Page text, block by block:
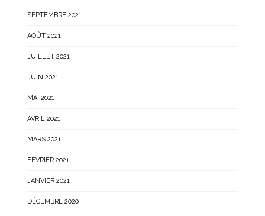
SEPTEMBRE 2021
AOÛT 2021
JUILLET 2021
JUIN 2021
MAI 2021
AVRIL 2021
MARS 2021
FÉVRIER 2021
JANVIER 2021
DÉCEMBRE 2020